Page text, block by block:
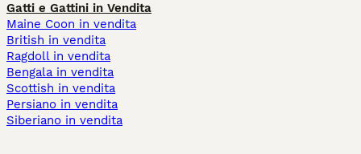
Gatti e Gattini in Vendita
Maine Coon in vendita
British in vendita
Ragdoll in vendita
Bengala in vendita
Scottish in vendita
Persiano in vendita
Siberiano in vendita